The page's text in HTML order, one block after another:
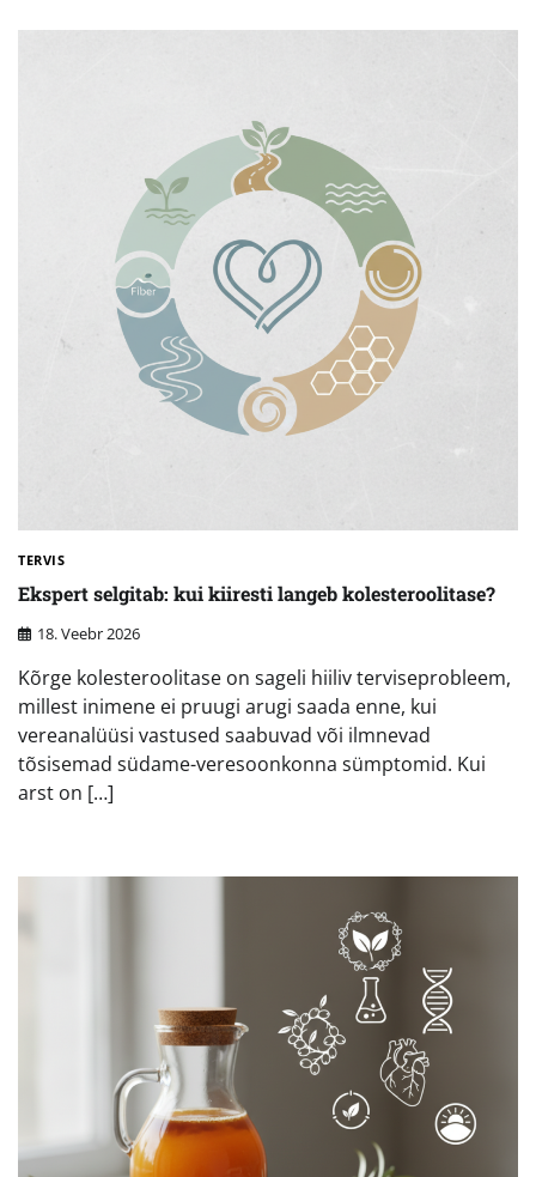
TERVIS
Ekspert selgitab: kui kiiresti langeb kolesteroolitase?
18. Veebr 2026
Kõrge kolesteroolitase on sageli hiiliv terviseprobleem,
millest inimene ei pruugi arugi saada enne, kui
vereanalüüsi vastused saabuvad või ilmnevad
tõsisemad südame-veresoonkonna sümptomid. Kui
arst on […]